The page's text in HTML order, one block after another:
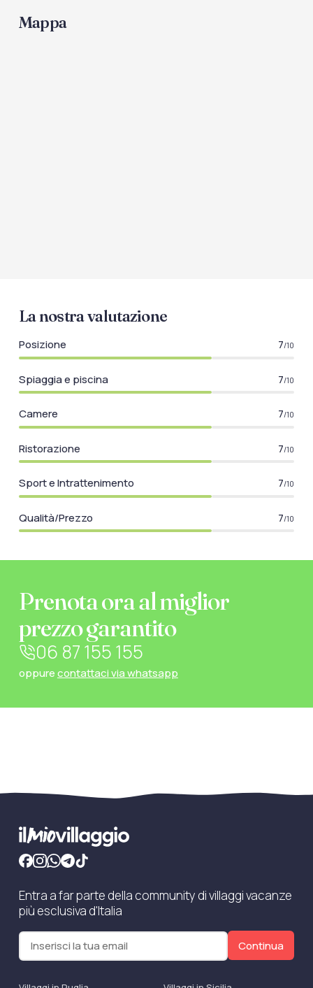
Piscina
Mappa
La nostra valutazione
Posizione 7/10
Spiaggia e piscina 7/10
Camere 7/10
Ristorazione 7/10
Sport e Intrattenimento 7/10
Qualità/Prezzo 7/10
Prenota ora al miglior
prezzo garantito
06 87 155 155
oppurecontattaci via whatsapp
Entra a far parte della community di villaggi vacanze
più esclusiva d'Italia
Continua